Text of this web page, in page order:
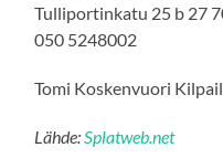
Tulliportinkatu 25 b 27
050 5248002
Tomi Koskenvuori
Lähde: Splatweb.net